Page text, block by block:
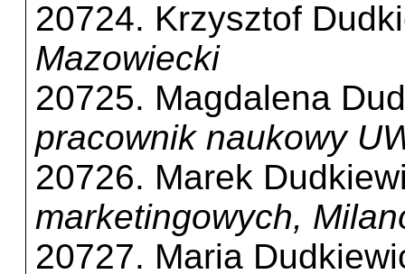
20724. Krzysztof
Mazowiecki
20725. Magdalena
pracownik naukowy
20726. Marek
marketingowych,
20727. Maria